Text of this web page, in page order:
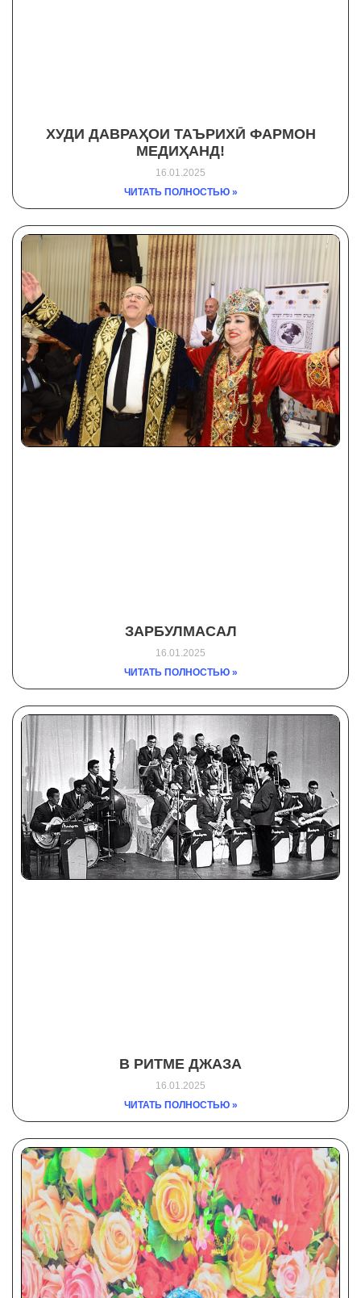
ХУДИ ДАВРАҲОИ ТАЪРИХӢ ФАРМОН
МЕДИҲАНД!
16.01.2025
ЧИТАТЬ ПОЛНОСТЬЮ »
ЗАРБУЛМАСАЛ
16.01.2025
ЧИТАТЬ ПОЛНОСТЬЮ »
В РИТМЕ ДЖАЗА
16.01.2025
ЧИТАТЬ ПОЛНОСТЬЮ »